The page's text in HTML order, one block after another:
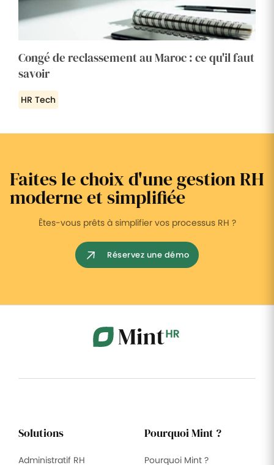
Congé de reclassement au Maroc : ce qu'il faut
savoir
HR Tech
Faites le choix d'une gestion RH
moderne et simplifiée
Êtes-vous prêts à simplifier vos processus RH ?
Réservez une démo
Solutions
Administratif RH
Pourquoi Mint ?
Pourquoi Mint ?